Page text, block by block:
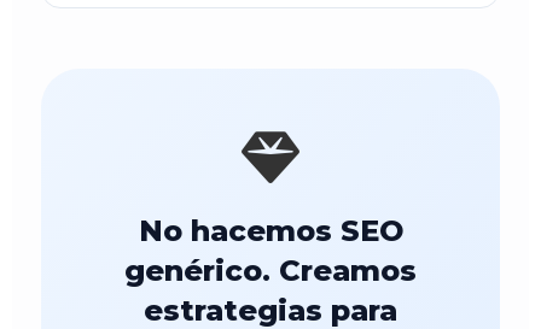
No hacemos SEO
genérico. Creamos
estrategias para